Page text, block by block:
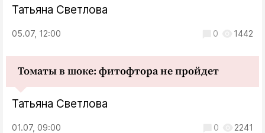
Татьяна Светлова
05.07, 12:00 0 1442
Томаты в шоке: фитофтора не пройдет
Татьяна Светлова
01.07, 09:00 0 2241